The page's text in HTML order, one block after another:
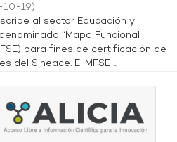
10-19)
al sector Educación y
“Mapa Funcional
para fines de certificación de
del Sineace. El MFSE ...
de la